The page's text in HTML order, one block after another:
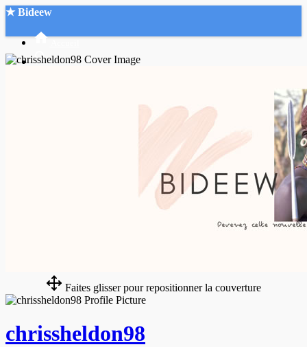
★ Bideew
Faites glisser pour repositionner la couverture
chrissheldon98